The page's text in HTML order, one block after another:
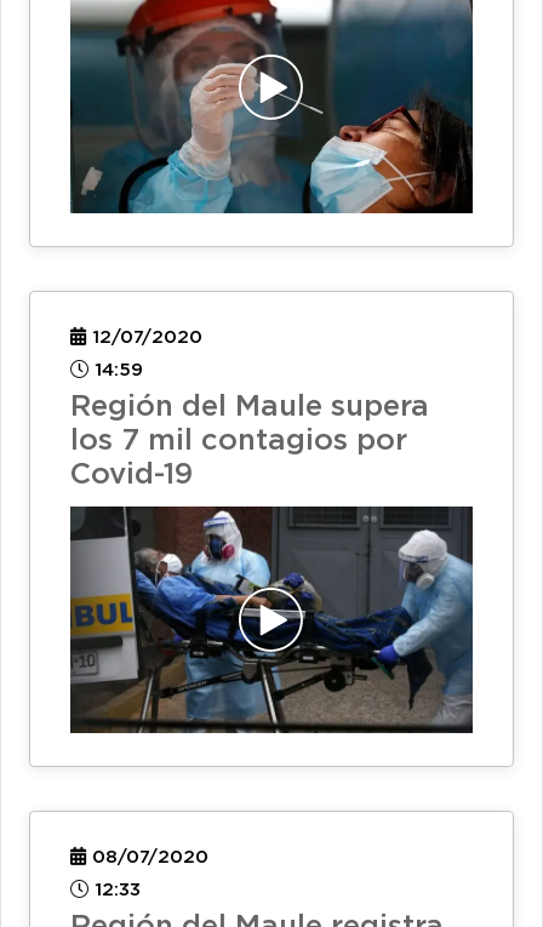
12/07/2020
14:59
Región del Maule supera
los 7 mil contagios por
Covid-19
08/07/2020
12:33